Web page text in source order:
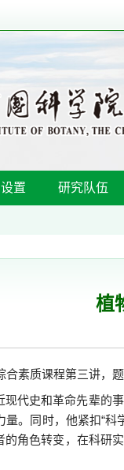
置 研究队伍
植
合素质课程第三讲，
现代史和革命先辈的
量。同时，他紧扣“
的角色转变，在科研